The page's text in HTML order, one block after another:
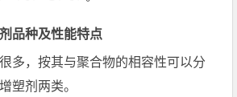
品种及性能特点
多，按其与聚合物的相容性可以分
塑剂两类。